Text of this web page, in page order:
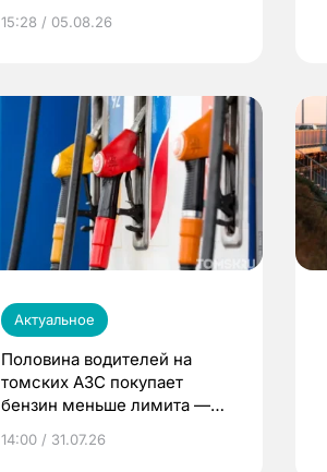
15:28 / 05.08.26
Актуальное
Половина водителей на
томских АЗС покупает
бензин меньше лимита —
14:00 / 31.07.26